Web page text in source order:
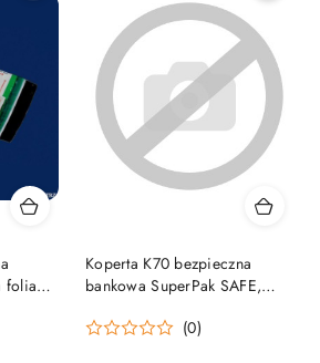
folia
Koperta K70 bezpieczna
bankowa SuperPak SAFE,
55038098
(0)